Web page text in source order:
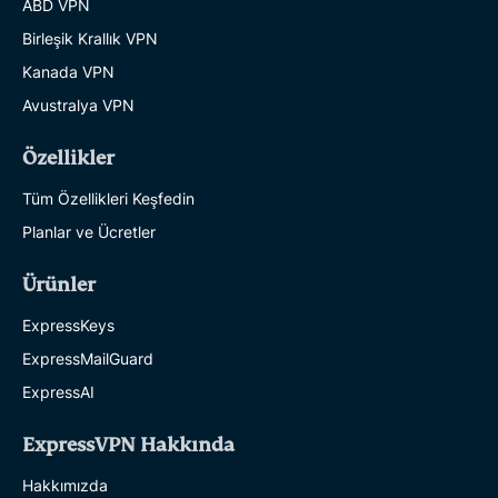
ABD VPN
Birleşik Krallık VPN
Kanada VPN
Avustralya VPN
Özellikler
Tüm Özellikleri Keşfedin
Planlar ve Ücretler
Ürünler
ExpressKeys
ExpressMailGuard
ExpressAI
ExpressVPN Hakkında
Hakkımızda